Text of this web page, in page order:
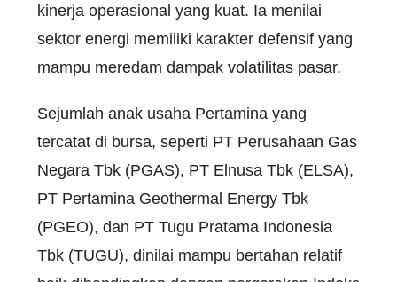
kinerja operasional yang kuat. Ia menilai
sektor energi memiliki karakter defensif yang
mampu meredam dampak volatilitas pasar.
Sejumlah anak usaha Pertamina yang
tercatat di bursa, seperti PT Perusahaan Gas
Negara Tbk (PGAS), PT Elnusa Tbk (ELSA),
PT Pertamina Geothermal Energy Tbk
(PGEO), dan PT Tugu Pratama Indonesia
Tbk (TUGU), dinilai mampu bertahan relatif